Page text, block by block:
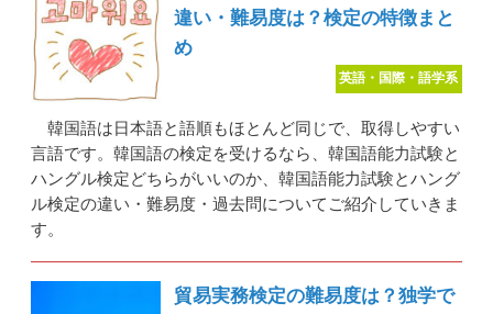
違い・難易度は？検定の特徴まと
め
英語・国際・語学系
韓国語は日本語と語順もほとんど同じで、取得しやすい
言語です。韓国語の検定を受けるなら、韓国語能力試験と
ハングル検定どちらがいいのか、韓国語能力試験とハング
ル検定の違い・難易度・過去問についてご紹介していきま
す。
貿易実務検定の難易度は？独学で